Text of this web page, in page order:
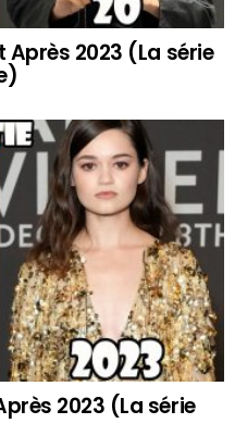
Après 2023 (La série
2023 (La série